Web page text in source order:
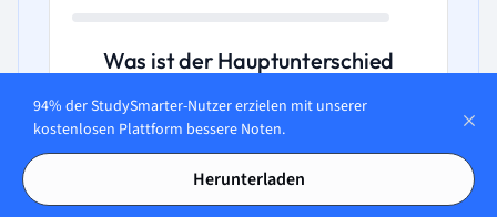
Was ist der Hauptunterschied
zwischen fahrlässiger Tötung und
vorsätzlicher Tötung?
A. Fahrlässige Tötung wird härter bestraft
94% der StudySmarter-Nutzer erzielen mit unserer
kostenlosen Plattform bessere Noten.
Herunterladen